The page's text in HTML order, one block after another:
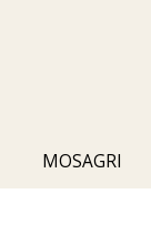
MOSAGRI